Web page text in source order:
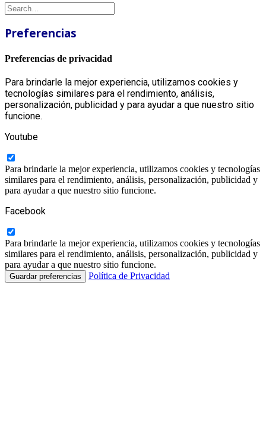
Preferencias
Preferencias de privacidad
Para brindarle la mejor experiencia, utilizamos cookies y
tecnologías similares para el rendimiento, análisis,
personalización, publicidad y para ayudar a que nuestro sitio
funcione.
Youtube
Para brindarle la mejor experiencia, utilizamos cookies y tecnologías
similares para el rendimiento, análisis, personalización, publicidad y
para ayudar a que nuestro sitio funcione.
Facebook
Para brindarle la mejor experiencia, utilizamos cookies y tecnologías
similares para el rendimiento, análisis, personalización, publicidad y
para ayudar a que nuestro sitio funcione.
Política de Privacidad